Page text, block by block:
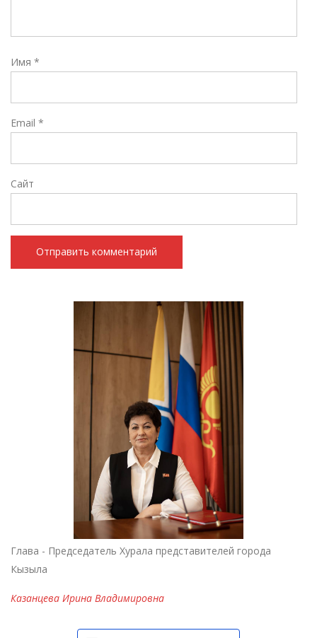
Имя *
Email *
Сайт
Глава - Председатель Хурала представителей города
Кызыла
Казанцева Ирина Владимировна